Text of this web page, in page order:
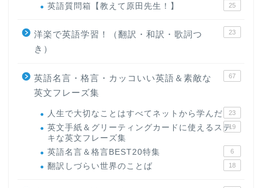
英語質問箱【教えて原田先生！】 25
洋楽で英語学習！（翻訳・和訳・歌詞つ
き）
23
英語名言・格言・カッコいい英語＆素敵な
英文フレーズ集
67
人生で大切なことはすべてネットから学んだ 23
英文手紙＆グリーティングカードに使えるステ
キな英文フレーズ集
19
英語名言＆格言BEST20特集 6
翻訳しづらい世界のことば 18